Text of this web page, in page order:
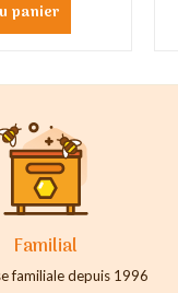
panier
Familial
familiale depuis 1996